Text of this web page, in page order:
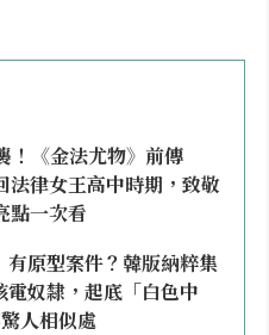
！《金法尤物》前傳
法律女王高中時期，致敬
點一次看
有原型案件？韓版納粹集
電奴隸，起底「白色中
人相似處